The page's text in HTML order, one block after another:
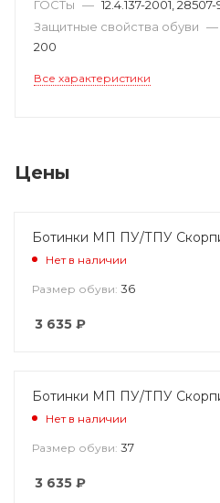
ГОСТы — 12.4.137-2001,
Защитные свойства обуви —
200
Все характеристики
Цены
Ботинки МП ПУ/ТПУ
Нет в наличии
Размер обуви: 36
3 635 ₽
Ботинки МП ПУ/ТПУ
Нет в наличии
Размер обуви: 37
3 635 ₽